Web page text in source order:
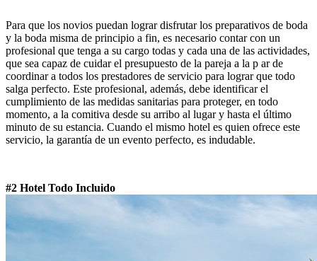
Para que los novios puedan lograr disfrutar los preparativos de boda
y la boda misma de principio a fin, es necesario contar con un
profesional que tenga a su cargo todas y cada una de las actividades,
que sea capaz de cuidar el presupuesto de la pareja a la p ar de
coordinar a todos los prestadores de servicio para lograr que todo
salga perfecto. Este profesional, además, debe identificar el
cumplimiento de las medidas sanitarias para proteger, en todo
momento, a la comitiva desde su arribo al lugar y hasta el último
minuto de su estancia. Cuando el mismo hotel es quien ofrece este
servicio, la garantía de un evento perfecto, es indudable.
#2 Hotel Todo Incluido